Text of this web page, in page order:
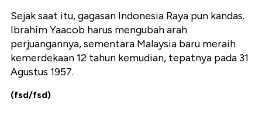
Sejak saat itu, gagasan Indonesia Raya pun kandas.
Ibrahim Yaacob harus mengubah arah
perjuangannya, sementara Malaysia baru meraih
kemerdekaan 12 tahun kemudian, tepatnya pada 31
Agustus 1957.
(fsd/fsd)